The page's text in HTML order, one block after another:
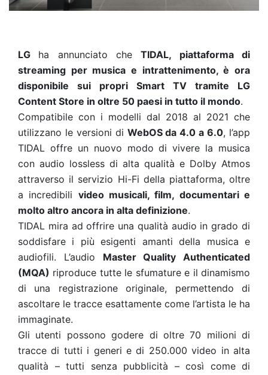
LG ha annunciato cheTIDAL, piattaforma di
streaming per musica e intrattenimento, è ora
disponibile sui propri Smart TV tramite LG
Content Store in oltre 50 paesi in tutto il mondo.
Compatibile con i modelli dal 2018 al 2021 che
utilizzano le versioni di WebOS da 4.0 a 6.0, l’app
TIDAL offre un nuovo modo di vivere la musica
con audio lossless di alta qualità e Dolby Atmos
attraverso il servizio Hi-Fi della piattaforma, oltre
a incredibili video musicali, film, documentari e
molto altro ancora in alta definizione.
TIDAL mira ad offrire una qualità audio in grado di
soddisfare i più esigenti amanti della musica e
audiofili. L’audio Master Quality Authenticated
(MQA) riproduce tutte le sfumature e il dinamismo
di una registrazione originale, permettendo di
ascoltare le tracce esattamente come l’artista le ha
immaginate.
Gli utenti possono godere di oltre 70 milioni di
tracce di tutti i generi e di 250.000 video in alta
qualità – tutti senza pubblicità – così come di